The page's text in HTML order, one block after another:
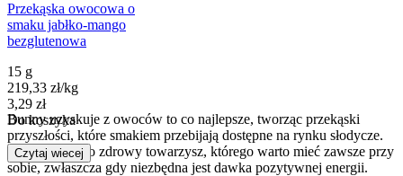
Przekąska owocowa o
smaku jabłko-mango
bezglutenowa
15 g
219,33 zł/kg
Cena
3,29 zł
Do koszyka
Bunny uzyskuje z owoców to co najlepsze, tworząc przekąski
przyszłości, które smakiem przebijają dostępne na rynku słodycze.
Bunny Ninja to zdrowy towarzysz, którego warto mieć zawsze przy
sobie, zwłaszcza gdy niezbędna jest dawka pozytywnej energii.
Czytaj wiecej